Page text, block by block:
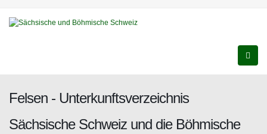
Felsen - Unterkunftsverzeichnis
Sächsische Schweiz und die Böhmische